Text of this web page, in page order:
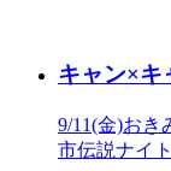
キャン×キ
9/11(金)おき
市伝説ナイ